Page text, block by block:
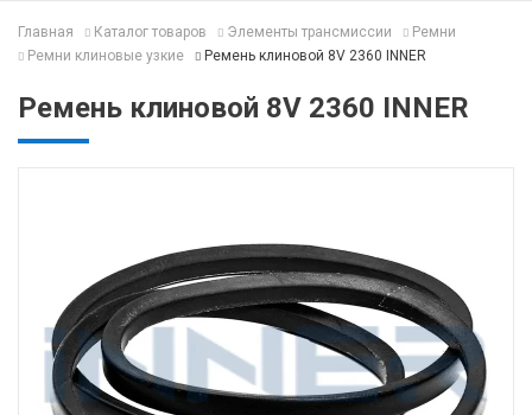
Главная Каталог товаров Элементы трансмиссии
Ремни
Ремни клиновые узкие
Ремень клиновой 8V 2360 INNER
Ремень клиновой 8V 2360 INNER